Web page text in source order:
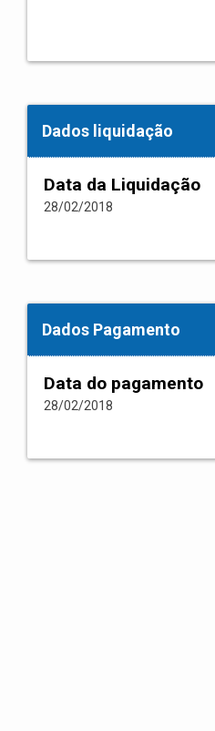
Dados liquidação
Data da Liquidação
28/02/2018
Dados Pagamento
Data do pagamento
28/02/2018